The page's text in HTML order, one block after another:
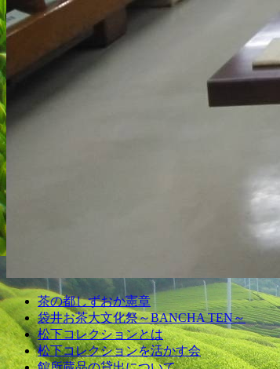
茶の都しずおか憲章
袋井お茶大文化祭～BANCHA TEN～
松下コレクションとは
松下コレクションを活かす会